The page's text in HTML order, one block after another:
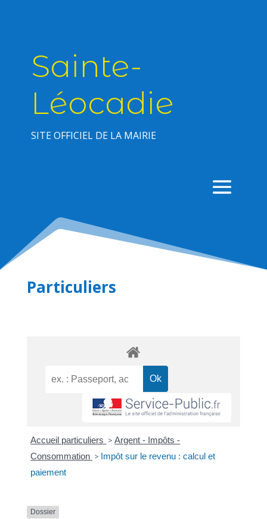
Sainte-
Léocadie
SITE OFFICIEL DE LA MAIRIE
Particuliers
Accueil particuliers > Argent - Impôts -
Consommation > Impôt sur le revenu : calcul et
paiement
Dossier